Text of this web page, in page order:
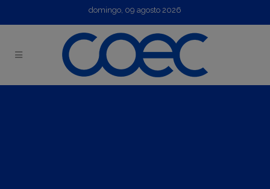
domingo, 09 agosto 2026